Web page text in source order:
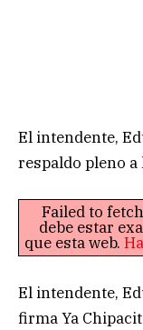
El intendente,
respaldo pleno
Failed to
debe estar
que esta web.
El intendente,
firma Ya